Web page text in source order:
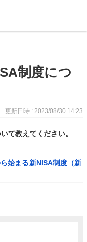
制度につ
更新日時 : 2023/08/30 14:23
て教えてください。
始まる新NISA制度（新